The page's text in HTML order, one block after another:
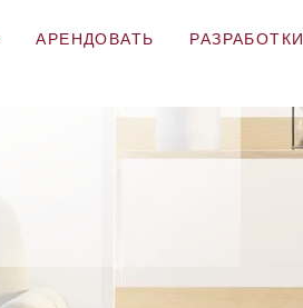
АРЕНДОВАТЬ РАЗРАБОТКИ